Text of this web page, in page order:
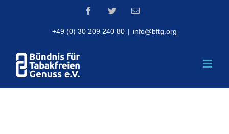
FacebookTwitterEmail
+49 (0) 30 209 240 80 | info@bftg.org